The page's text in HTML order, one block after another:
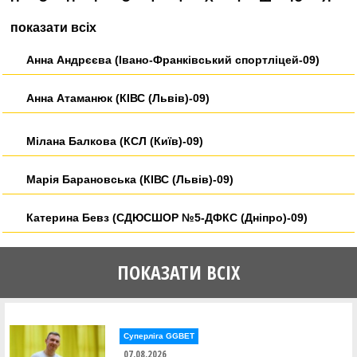
показати всіх
Анна Андрєєва (Івано-Франківський спортліцей-09)
Анна Атаманюк (КІВС (Львів)-09)
Мілана Балкова (КСЛ (Київ)-09)
Марія Барановська (КІВС (Львів)-09)
Катерина Бевз (СДЮСШОР №5-ДФКС (Дніпро)-09)
Вікторія Биваліна (Івано-Франківський спортліцей-09)
ПОКАЗАТИ ВСІХ
Суперліга GGBET
07.08.2026